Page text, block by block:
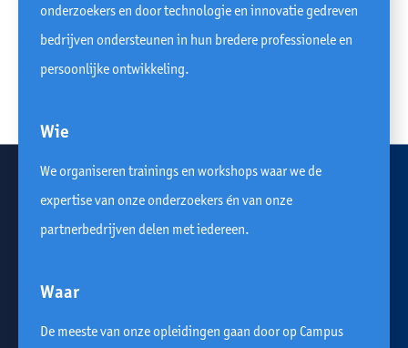
onderzoekers en door technologie en innovatie gedreven
bedrijven ondersteunen in hun bredere professionele en
persoonlijke ontwikkeling.
Wie
We organiseren trainings en workshops waar we de
expertise van onze onderzoekers én van onze
partnerbedrijven delen met iedereen.
Waar
De meeste van onze opleidingen gaan door op Campus